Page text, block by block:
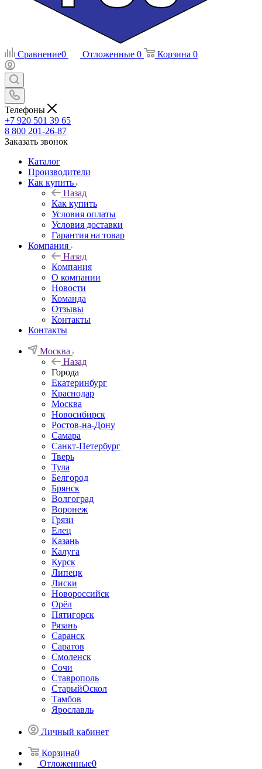
Сравнение0 Отложенные 0 Корзина 0
Телефоны
+7 920 501 39 65
8 800 201-26-87
Заказать звонок
Каталог
Производители
Как купить
Назад
Как купить
Условия оплаты
Условия доставки
Гарантия на товар
Компания
Назад
Компания
О компании
Новости
Команда
Отзывы
Контакты
Контакты
Москва
Назад
Города
Екатеринбург
Краснодар
Москва
Новосибирск
Ростов-на-Дону
Самара
Санкт-Петербург
Тверь
Тула
Белгород
Брянск
Волгоград
Воронеж
Грязи
Елец
Казань
Калуга
Курск
Липецк
Лиски
Новороссийск
Орёл
Пятигорск
Рязань
Саранск
Саратов
Смоленск
Сочи
Ставрополь
СтарыйОскол
Тамбов
Ярославль
Личный кабинет
Корзина0
Отложенные0